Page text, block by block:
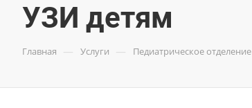
УЗИ детям
Главная — Услуги — Педиатрическое отделение